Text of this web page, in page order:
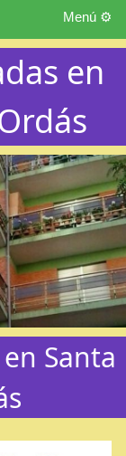
Menú ⚙️
en
Santa